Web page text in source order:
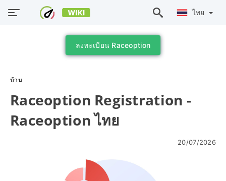
ไทย
ลงทะเบียน Raceoption
บ้าน
Raceoption Registration -
Raceoption ไทย
20/07/2026